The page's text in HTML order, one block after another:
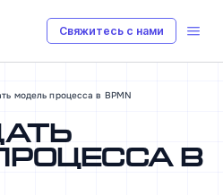
Свяжитесь с нами
модель процесса в BPMN
в